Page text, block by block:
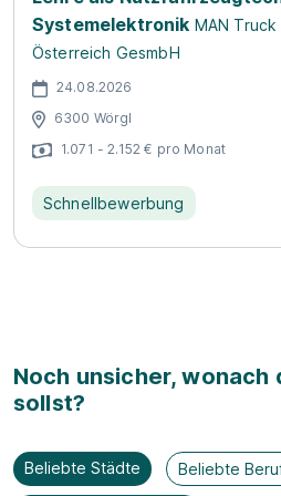
Systemelektronik MAN
Österreich GesmbH
24.08.2026
6300 Wörgl
1.071 - 2.152 € pro Monat
Schnellbewerbung
Noch unsicher, wonach
sollst?
Beliebte Städte Beliebte